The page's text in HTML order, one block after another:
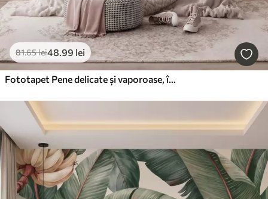
81.65lei48.99 lei
Fototapet Pene delicate și vaporoase, într-o nuanță de roz-piersică cu reflexii strălucitoare